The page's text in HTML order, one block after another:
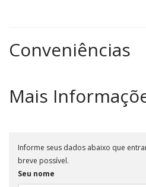
Conveniências
Mais
Informe seus dados abaixo que
breve possível.
Seu nome